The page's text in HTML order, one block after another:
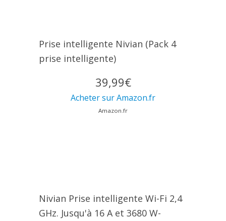
Prise intelligente Nivian (Pack 4
prise intelligente)
39,99€
Acheter sur Amazon.fr
Amazon.fr
Nivian Prise intelligente Wi-Fi 2,4
GHz. Jusqu'à 16 A et 3680 W-